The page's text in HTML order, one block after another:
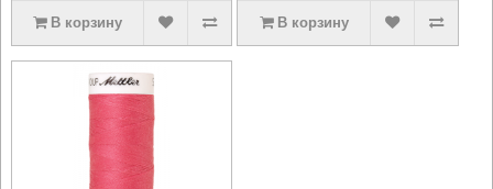
В корзину В корзину